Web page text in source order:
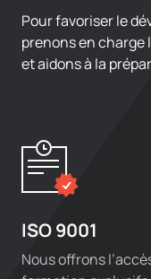
Pour favoriser le
prenons en charge
et aidons à la
ISO 9001
Nous offrons